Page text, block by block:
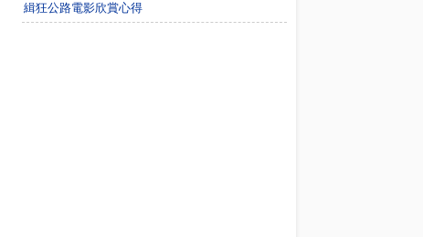
緝狂公路電影欣賞心得